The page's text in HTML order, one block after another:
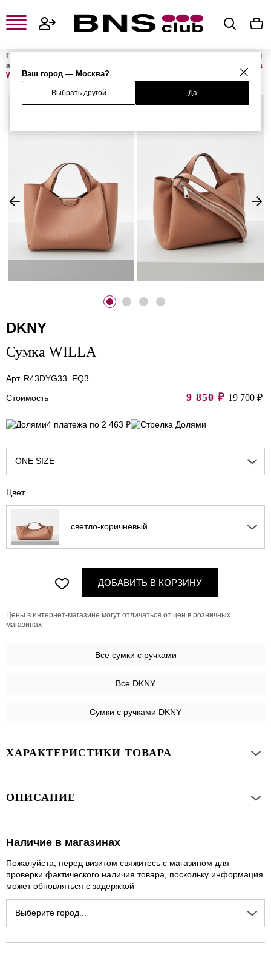
Ваш город — Москва?
Выбрать другой Да
Главная
Женские сумки и
аксессуары
Сумка
WILLA
DKNY
Сумка WILLA
Арт. R43DYG33_FQ3
Стоимость
9 850 ₽ 19 700 ₽
4 платежа по 2 463 ₽
ONE SIZE
Цвет
светло-коричневый
ДОБАВИТЬ В КОРЗИНУ
Цены в интернет-магазине могут отличаться от цен в розничных
магазинах
Все сумки с ручками
Все DKNY
Сумки с ручками DKNY
ХАРАКТЕРИСТИКИ ТОВАРА
ОПИСАНИЕ
Наличие в магазинах
Пожалуйста, перед визитом свяжитесь с магазином для
проверки фактического наличия товара, поскольку информация
может обновляться с задержкой
Выберите город...